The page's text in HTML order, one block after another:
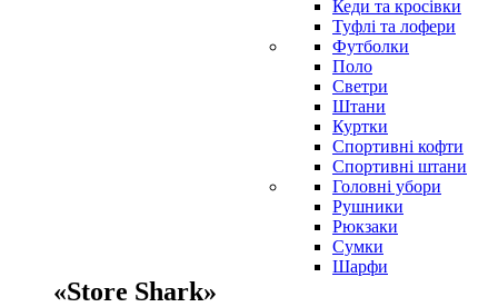
Кеди та кросівки
Туфлі та лофери
Футболки
Поло
Светри
Штани
Куртки
Cпортивні кофти
Спортивні штани
Головні убори
Рушники
Рюкзаки
Сумки
Шарфи
«Store Shark»